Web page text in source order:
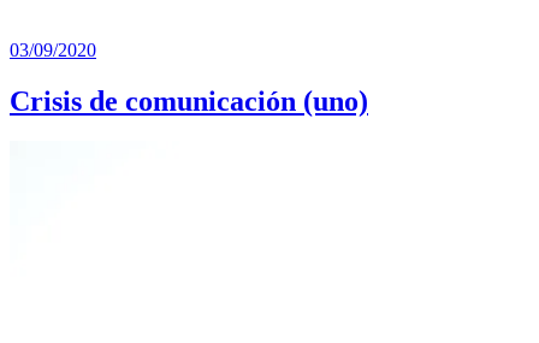
03/09/2020
Crisis de comunicación (uno)